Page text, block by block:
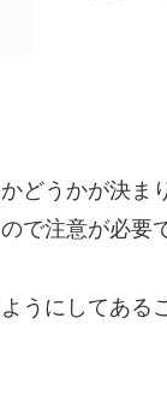
どうかが決ま
で注意が必要
うにしてある